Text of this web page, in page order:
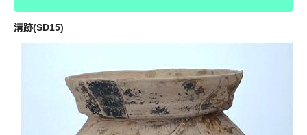
溝跡(SD15)